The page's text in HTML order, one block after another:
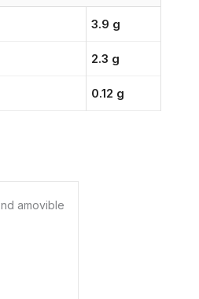
3.9 g
2.3 g
0.12 g
amovible